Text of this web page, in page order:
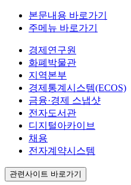
본문내용 바로가기
주메뉴 바로가기
경제연구원
화폐박물관
지역본부
경제통계시스템(ECOS)
금융·경제 스냅샷
전자도서관
디지털아카이브
채용
전자계약시스템
관련사이트 바로가기